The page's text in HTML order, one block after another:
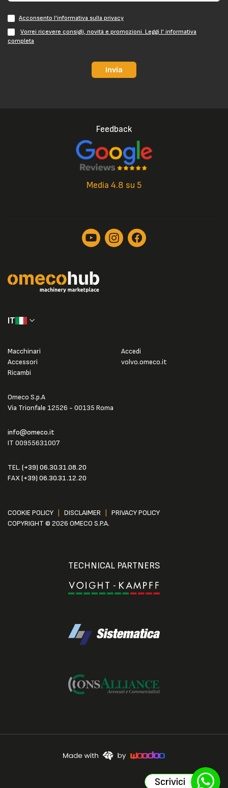
Acconsento l'informativa sulla privacy
Vorrei ricevere consigli, novità e promozioni. Leggi l' informativa
completa
Invia
Feedback
Media 4.8 su 5
IT
Omeco S.p.A
Via Trionfale 12526 - 00135 Roma
info@omeco.it
IT 00955631007
TEL. (+39) 06.30.31.08.20
FAX(+39) 06.30.31.12.20
Macchinari
Accessori
Ricambi
Accedi
volvo.omeco.it
COOKIE POLICY DISCLAIMER
PRIVACY POLICY
COPYRIGHT © 2026 OMECO S.P.A.
TECHNICAL PARTNERS
Scrivici